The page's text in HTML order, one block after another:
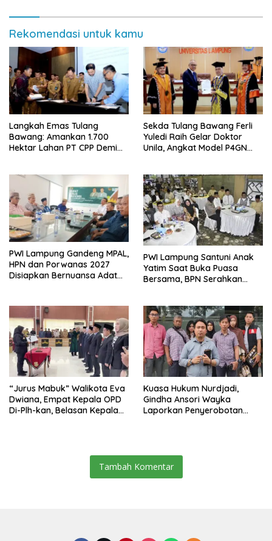
Rekomendasi untuk kamu
Langkah Emas Tulang
Bawang: Amankan 1.700
Hektar Lahan PT CPP Demi
Sekda Tulang Bawang Ferli
Yuledi Raih Gelar Doktor
Unila, Angkat Model P4GN
PWI Lampung Gandeng MPAL,
HPN dan Porwanas 2027
Disiapkan Bernuansa Adat
PWI Lampung Santuni Anak
Yatim Saat Buka Puasa
Bersama, BPN Serahkan
“Jurus Mabuk” Walikota Eva
Dwiana, Empat Kepala OPD
Di-Plh-kan, Belasan Kepala
Kuasa Hukum Nurdjadi,
Gindha Ansori Wayka
Laporkan Penyerobotan
Tambah Komentar